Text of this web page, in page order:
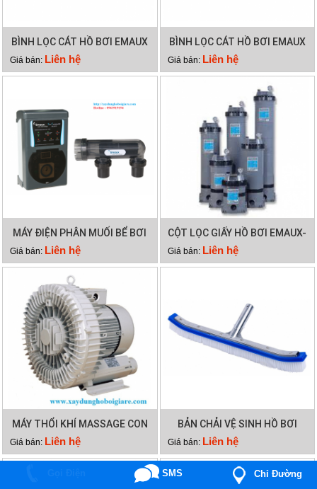
BÌNH LỌC CÁT HỒ BƠI EMAUX
V1200
Giá bán: Liên hệ
BÌNH LỌC CÁT HỒ BƠI EMAUX
V1000
Giá bán: Liên hệ
MÁY ĐIỆN PHÂN MUỐI BỂ BƠI
EMAUX SSC50
Giá bán: Liên hệ
CỘT LỌC GIẤY HỒ BƠI EMAUX-
CF75
Giá bán: Liên hệ
MÁY THỔI KHÍ MASSAGE CON
SÒ 2HP
Giá bán: Liên hệ
BẢN CHẢI VỆ SINH HỒ BƠI
CÁN NHÔM
Giá bán: Liên hệ
SMS Chỉ Đường